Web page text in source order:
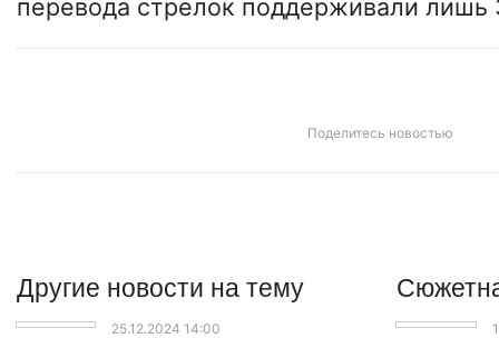
перевода стрелок поддерживали лишь
Поделитесь новостью
Другие новости на тему
25.12.2024 14:00